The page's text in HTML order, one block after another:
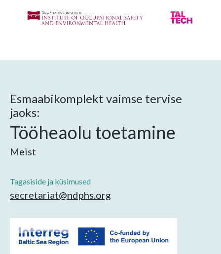
Esmaabikomplekt vaimse tervise
jaoks:
Tööheaolu toetamine
Meist
Tagasiside ja küsimused
secretariat@ndphs.org